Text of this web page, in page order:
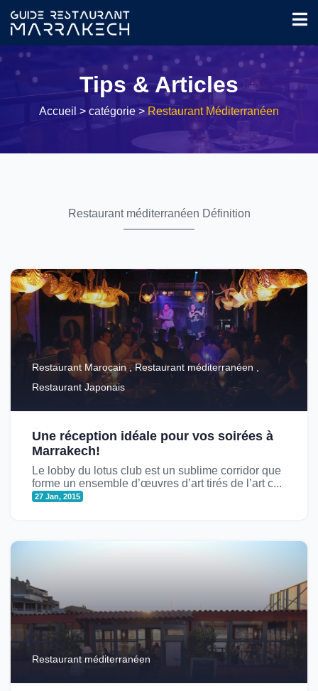
Tips & Articles
Accueil> catégorie > Restaurant Méditerranéen
Restaurant méditerranéen Définition
Restaurant Marocain , Restaurant méditerranéen ,
Restaurant Japonais
Une réception idéale pour vos soirées à
Marrakech!
Le lobby du lotus club est un sublime corridor que
forme un ensemble d’œuvres d’art tirés de l’art c...
27 Jan, 2015
Restaurant méditerranéen